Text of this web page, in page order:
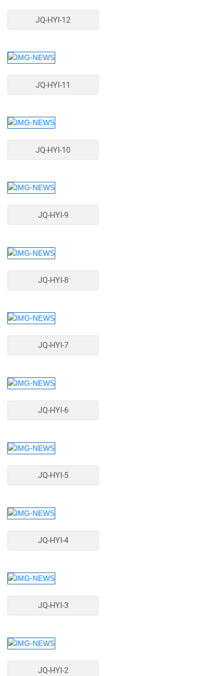
JQ-HYI-12
JQ-HYI-11
JQ-HYI-10
JQ-HYI-9
JQ-HYI-8
JQ-HYI-7
JQ-HYI-6
JQ-HYI-5
JQ-HYI-4
JQ-HYI-3
JQ-HYI-2